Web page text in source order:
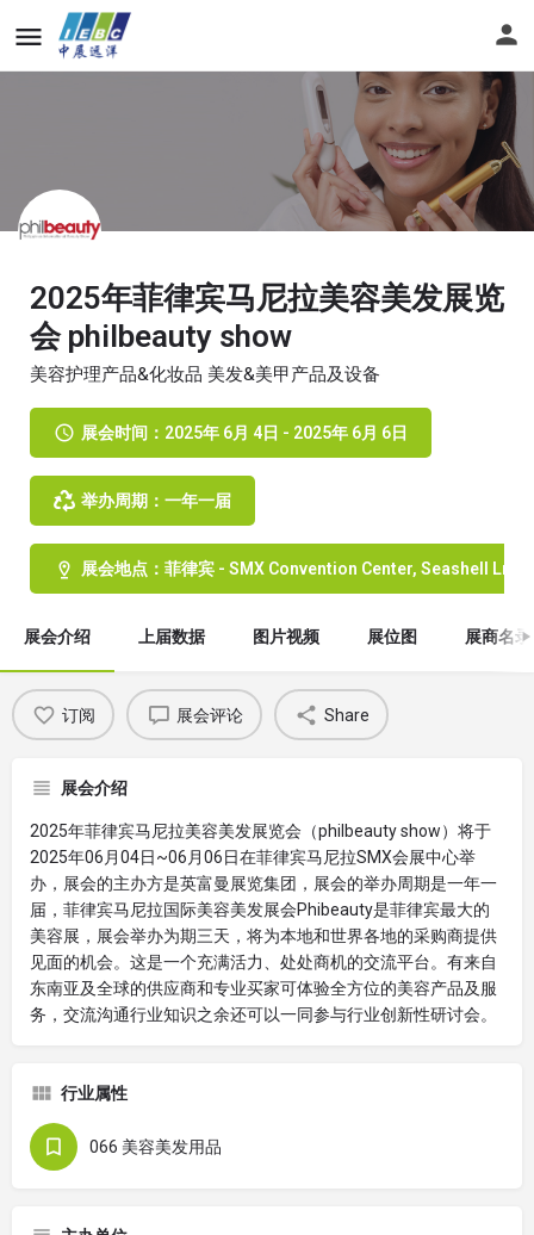
2025年菲律宾马尼拉美容美发展览
会 philbeauty show
美容护理产品&化妆品 美发&美甲产品及设备
展会时间：2025年 6月 4日 - 2025年 6月 6日
举办周期：一年一届
展会地点：菲律宾 - SMX Convention Center, Seashell Ln,
展会介绍 上届数据 图片视频 展位图 展商名录
订阅 展会评论 Share
展会介绍
2025年菲律宾马尼拉美容美发展览会（philbeauty show）将于
2025年06月04日~06月06日在菲律宾马尼拉SMX会展中心举
办，展会的主办方是英富曼展览集团，展会的举办周期是一年一
届，菲律宾马尼拉国际美容美发展会Phibeauty是菲律宾最大的
美容展，展会举办为期三天，将为本地和世界各地的采购商提供
见面的机会。这是一个充满活力、处处商机的交流平台。有来自
东南亚及全球的供应商和专业买家可体验全方位的美容产品及服
务，交流沟通行业知识之余还可以一同参与行业创新性研讨会。
行业属性
066 美容美发用品